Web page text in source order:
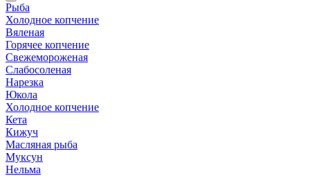
Рыба
Холодное копчение
Вяленая
Горячее копчение
Свежемороженая
Слабосоленая
Нарезка
Юкола
Холодное копчение
Кета
Кижуч
Масляная рыба
Муксун
Нельма